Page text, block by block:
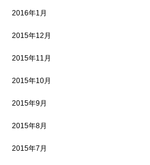
2016年1月
2015年12月
2015年11月
2015年10月
2015年9月
2015年8月
2015年7月